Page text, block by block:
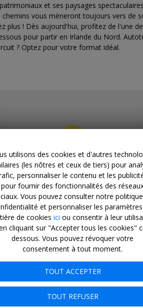
et ses paysages
vous mèneront toujours vers de
plus ! Dès aujourd'hui, profitez de l'une
pour partir en Irlande du Nord.
? Optez pour votre format idéal.
Direction l'Irlande du Nordpour
Collections associées
de bons plans et de
Meilleures offres
Dernière minute
Séjours
utilisons des cookies et d'autres
(les nôtres et ceux de tiers) pour
personnaliser le contenu et les
pour fournir des fonctionnalités des
Vous pouvez consulter notre
et personnaliser les
de cookies ici ou consentir à leur
cliquant sur "Accepter tous les cookies"
dessous. Vous pouvez révoquer votre
consentement à tout moment.
TOUT ACCEPTER
TOUT REFUSER